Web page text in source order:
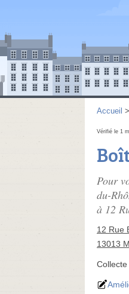
Accueil >
Vérifié le 1
Pour
du-
à 12
12 Rue
13013